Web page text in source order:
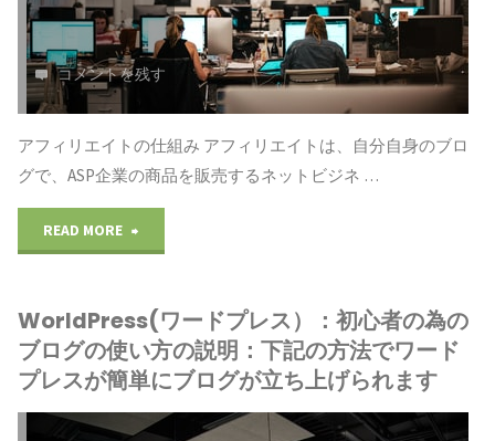
の
為
の
ブ
ロ
グ
使
い
コメントを残す
アフィリエイトの仕組み アフィリエイトは、自分自身のブロ
グで、ASP企業の商品を販売するネットビジネ …
READ MORE
ド
プ
レ
WorldPress(ワードプレス）：初心者の為の
ブログの使い方の説明：下記の方法でワード
プレスが簡単にブログが立ち上げられます